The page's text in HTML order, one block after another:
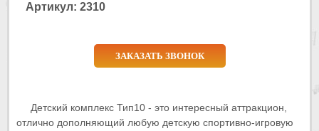
Артикул: 2310
ЗАКАЗАТЬ ЗВОНОК
Детский комплекс Тип10 - это интересный аттракцион,
отлично дополняющий любую детскую спортивно-игровую